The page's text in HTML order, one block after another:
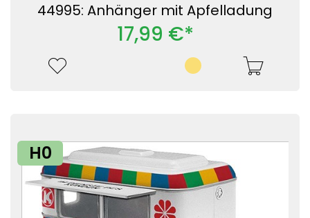
44995: Anhänger mit Apfelladung
17,99 €*
H0